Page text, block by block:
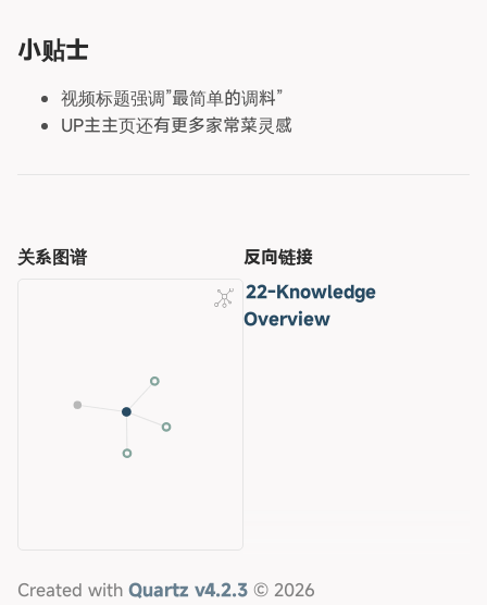
小贴士
视频标题强调”最简单的调料”
UP主主页还有更多家常菜灵感
关系图谱
反向链接
22-Knowledge
Overview
Created with Quartz v4.2.3 © 2026